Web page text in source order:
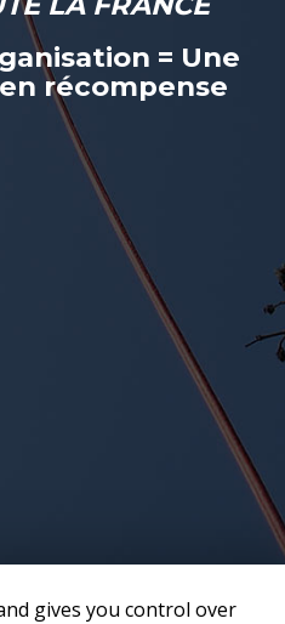
= Une
récompense
gives you control over